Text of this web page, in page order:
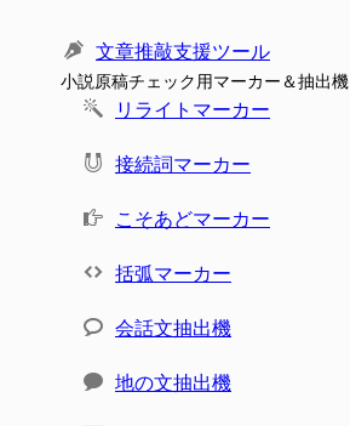
文章推敲支援ツール
小説原稿チェック用マーカー＆抽出機
リライトマーカー
接続詞マーカー
こそあどマーカー
括弧マーカー
会話文抽出機
地の文抽出機